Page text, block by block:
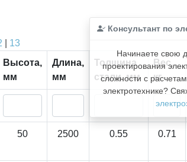
Консультант по
Начинаете свою
проектирования
сложности с
электротехнике?
13
Высота,
мм
Длина,
мм
Толщина
стали, мм
Вес,
кг
50 2500 0.55 0.71